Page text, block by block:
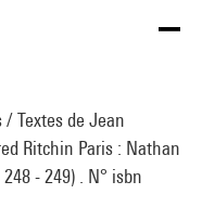
Textes de Jean
Ritchin Paris : Nathan
- 249) . N° isbn